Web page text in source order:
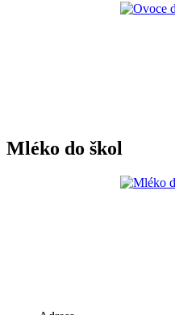
Mléko do škol